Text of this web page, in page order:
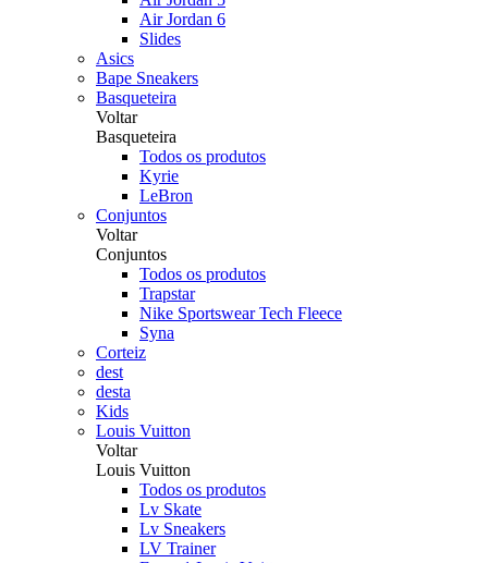
Air Jordan 6
Slides
Asics
Bape Sneakers
Basqueteira
Voltar
Basqueteira
Todos os produtos
Kyrie
LeBron
Conjuntos
Voltar
Conjuntos
Todos os produtos
Trapstar
Nike Sportswear Tech Fleece
Syna
Corteiz
dest
desta
Kids
Louis Vuitton
Voltar
Louis Vuitton
Todos os produtos
Lv Skate
Lv Sneakers
LV Trainer